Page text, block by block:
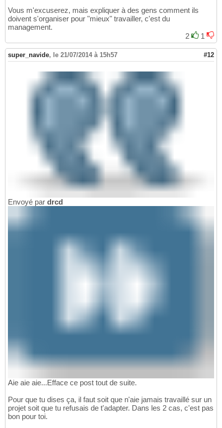
Vous m'excuserez, mais expliquer à des gens comment ils
doivent s'organiser pour "mieux" travailler, c'est du
management.
2
1
super_navide, le 21/07/2014 à 15h57 #12
Envoyé par drcd
Aie aie aie...Efface ce post tout de suite.
Pour que tu dises ça, il faut soit que n'aie jamais travaillé sur un
projet soit que tu refusais de t'adapter. Dans les 2 cas, c'est pas
bon pour toi.